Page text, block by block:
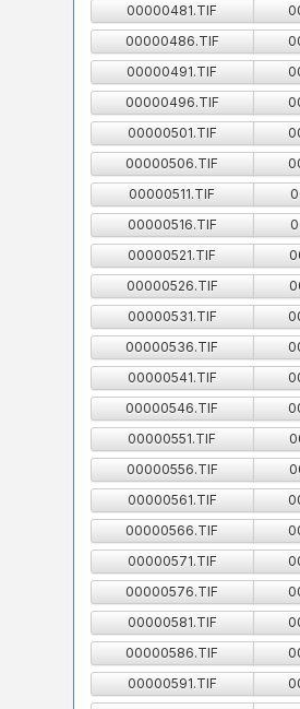
00000481.TIF
00000486.TIF
00000491.TIF
00000496.TIF
00000501.TIF
00000506.TIF
00000511.TIF
00000516.TIF
00000521.TIF
00000526.TIF
00000531.TIF
00000536.TIF
00000541.TIF
00000546.TIF
00000551.TIF
00000556.TIF
00000561.TIF
00000566.TIF
00000571.TIF
00000576.TIF
00000581.TIF
00000586.TIF
00000591.TIF